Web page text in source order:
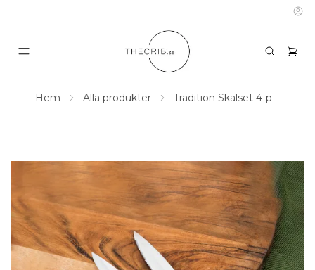
Hem Alla produkter Tradition Skalset 4-p